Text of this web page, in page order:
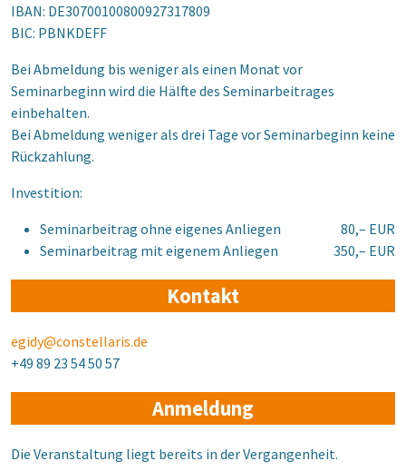
IBAN: DE30700100800927317809
BIC: PBNKDEFF
Bei Abmeldung bis weniger als einen Monat vor
Seminarbeginn wird die Hälfte des Seminarbeitrages
einbehalten.
Bei Abmeldung weniger als drei Tage vor Seminarbeginn keine
Rückzahlung.
Investition:
Seminarbeitrag ohne eigenes Anliegen
80,– EUR
Seminarbeitrag mit eigenem Anliegen
350,– EUR
Kontakt
egidy@constellaris.de
+49 89 23 54 50 57
Anmeldung
Die Veranstaltung liegt bereits in der Vergangenheit.